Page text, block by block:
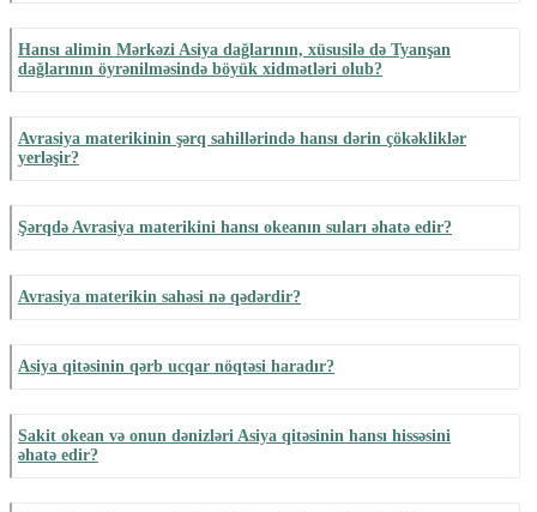
Hansı alimin Mərkəzi Asiya dağlarının, xüsusilə də Tyanşan
dağlarının öyrənilməsində böyük xidmətləri olub?
Avrasiya materikinin şərq sahillərində hansı dərin çökəkliklər
yerləşir?
Şərqdə Avrasiya materikini hansı okeanın suları əhatə edir?
Avrasiya materikin sahəsi nə qədərdir?
Asiya qitəsinin qərb ucqar nöqtəsi haradır?
Sakit okean və onun dənizləri Asiya qitəsinin hansı hissəsini
əhatə edir?